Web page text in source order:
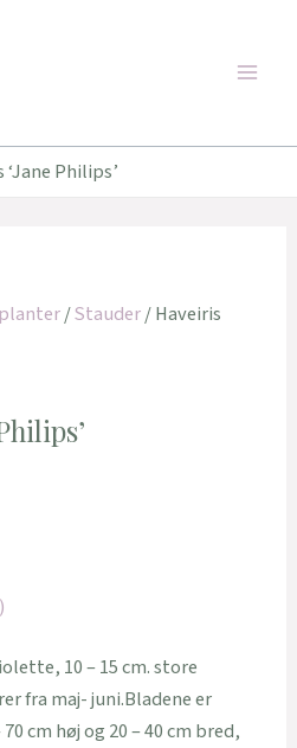
Philips’
/Stauder/ Haveiris
10 – 15 cm. store
fra maj- juni.Bladene er
cm høj og 20 – 40 cm bred,
89,95 kr..